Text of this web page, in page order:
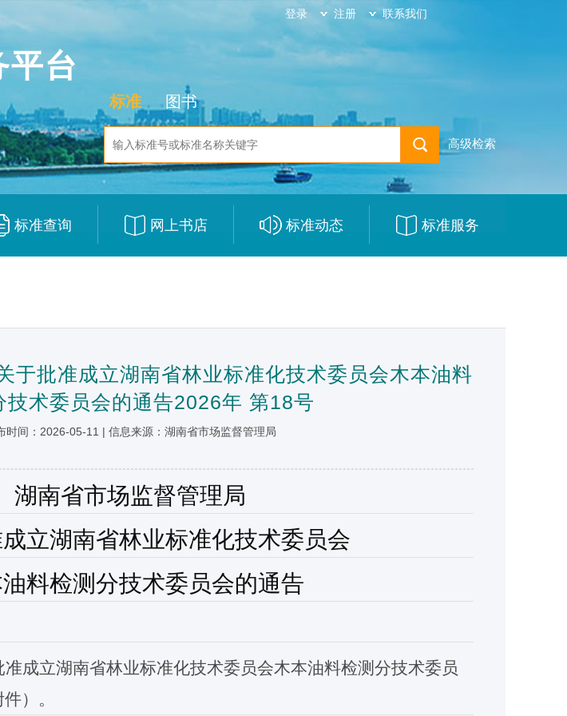
登录 注册 联系我们
平台
标准 图书
高级检索
标准查询 网上书店 标准动态 标准服务
于批准成立湖南省林业标准化技术委员会木本油料
技术委员会的通告2026年 第18号
时间：2026-05-11 | 信息来源：湖南省市场监督管理局
湖南省市场监督管理局
立湖南省林业标准化技术委员会
料检测分技术委员会的通告
准成立湖南省林业标准化技术委员会木本油料检测分技术委员
）。